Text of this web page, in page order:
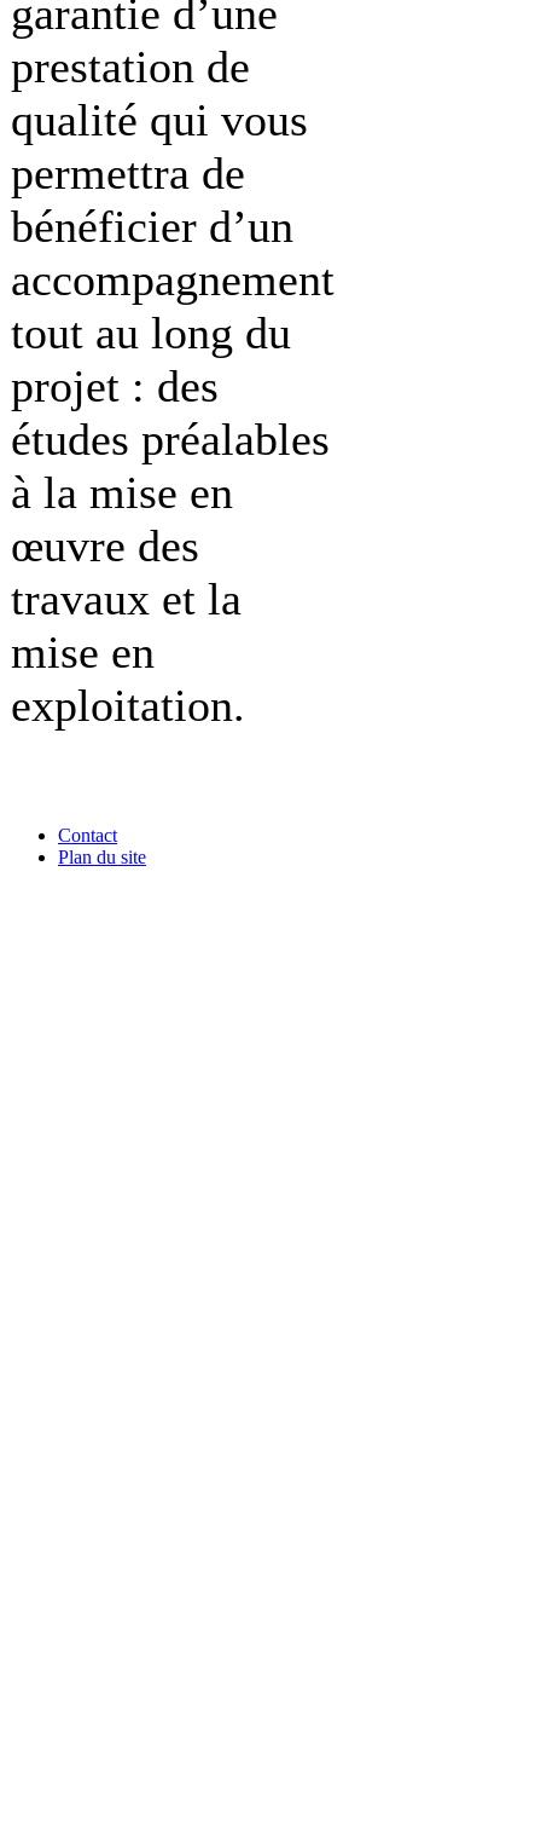
garantie d’une
prestation de
qualité qui vous
permettra de
bénéficier d’un
accompagnement
tout au long du
projet : des
études préalables
à la mise en
œuvre des
travaux et la
mise en
exploitation.
Contact
Plan du site